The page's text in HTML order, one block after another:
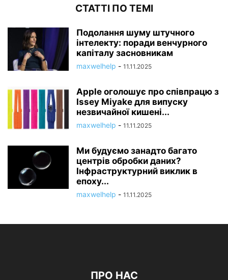
СТАТТІ ПО ТЕМІ
Подолання шуму штучного
інтелекту: поради венчурного
капіталу засновникам
maxwelhelp - 11.11.2025
Apple оголошує про співпрацю з
Issey Miyake для випуску
незвичайної кишені...
maxwelhelp - 11.11.2025
Ми будуємо занадто багато
центрів обробки даних?
Інфраструктурний виклик в
епоху...
maxwelhelp - 11.11.2025
ПРО НАС